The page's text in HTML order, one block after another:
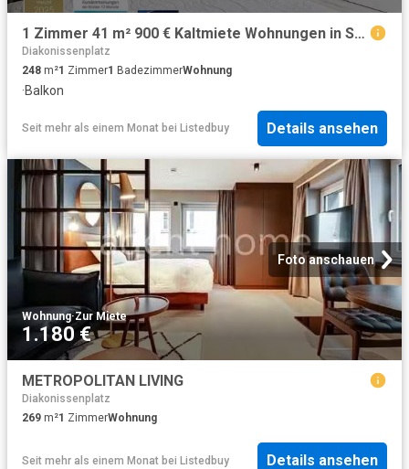
1 Zimmer 41 m² 900 € Kaltmiete Wohnungen in Stuttgart
Diakonissenplatz
248 m²1 Zimmer1 BadezimmerWohnung
·Balkon
Seit mehr als einem Monat bei Listedbuy Details ansehen
Foto anschauen
Wohnung·Zur Miete
1.180 €
METROPOLITAN LIVING
Diakonissenplatz
269 m²1 ZimmerWohnung
Seit mehr als einem Monat bei Listedbuy Details ansehen